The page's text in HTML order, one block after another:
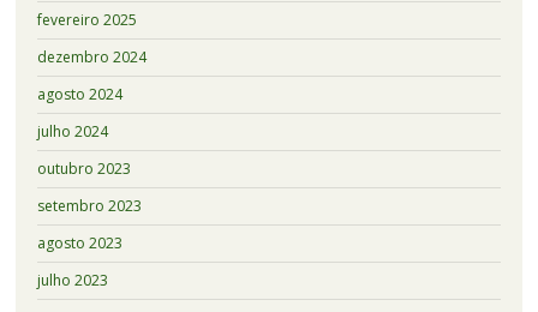
fevereiro 2025
dezembro 2024
agosto 2024
julho 2024
outubro 2023
setembro 2023
agosto 2023
julho 2023